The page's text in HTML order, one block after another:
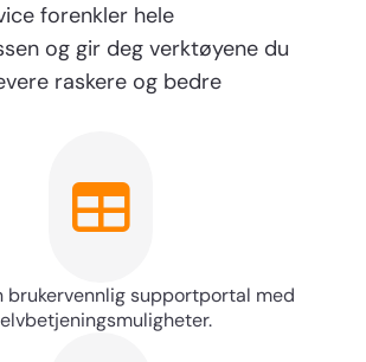
forenkler hele
og gir deg verktøyene du
raskere og bedre
brukervennlig supportportal med